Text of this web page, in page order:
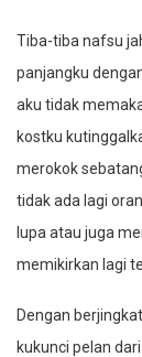
Tiba-tiba nafsu
panjangku
aku tidak
kostku
merokok
tidak ada lagi
lupa atau juga
memikirkan lagi
Dengan
kukunci pelan